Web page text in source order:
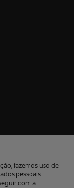
fazemos uso de
pessoais
com a